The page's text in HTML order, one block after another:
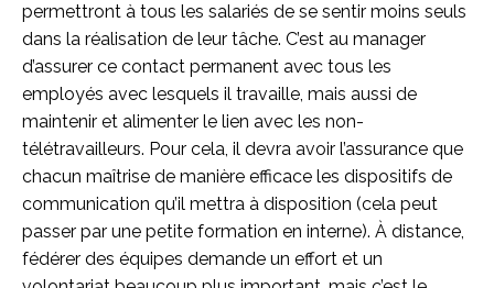
permettront à tous les salariés de se sentir moins seuls
dans la réalisation de leur tâche. C’est au manager
d’assurer ce contact permanent avec tous les
employés avec lesquels il travaille, mais aussi de
maintenir et alimenter le lien avec les non-
télétravailleurs. Pour cela, il devra avoir l’assurance que
chacun maîtrise de manière efficace les dispositifs de
communication qu’il mettra à disposition (cela peut
passer par une petite formation en interne). À distance,
fédérer des équipes demande un effort et un